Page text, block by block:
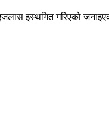
इस्थगित गरिएको